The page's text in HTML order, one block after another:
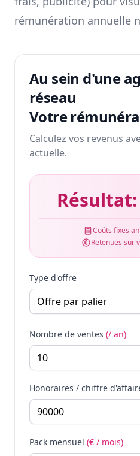
rémunération annuelle
Au sein d'une
réseau
Votre
Calculez vos revenus
actuelle.
Résultat:
Coûts fixes
Retenues sur
Type d'offre
Nombre de ventes (/ an)
Honoraires / chiffre
Pack mensuel (€ / mois)